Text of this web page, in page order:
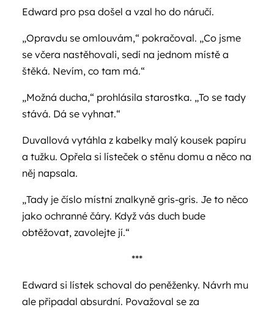
Edward pro psa došel a vzal ho do náručí.
„Opravdu se omlouvám,“ pokračoval. „Co jsme
se včera nastěhovali, sedí na jednom místě a
štěká. Nevím, co tam má.“
„Možná ducha,“ prohlásila starostka. „To se tady
stává. Dá se vyhnat.“
Duvallová vytáhla z kabelky malý kousek papíru
a tužku. Opřela si lísteček o stěnu domu a něco na
něj napsala.
„Tady je číslo místní znalkyně gris-gris. Je to něco
jako ochranné čáry. Když vás duch bude
obtěžovat, zavolejte jí.“
***
Edward si lístek schoval do peněženky. Návrh mu
ale připadal absurdní. Považoval se za